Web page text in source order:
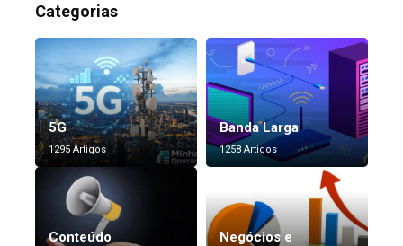
Categorias
5G
1295 Artigos
Banda Larga
1258 Artigos
Conteúdo
Negócios e